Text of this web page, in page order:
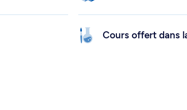
Cours offert dans